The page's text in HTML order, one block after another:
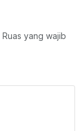
Ruas yang wajib